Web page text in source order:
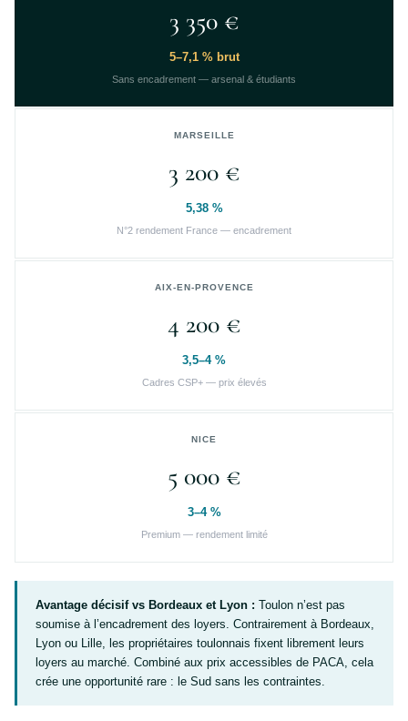
3 350 €
5–7,1 % brut
Sans encadrement — arsenal & étudiants
MARSEILLE
3 200 €
5,38 %
N°2 rendement France — encadrement
AIX-EN-PROVENCE
4 200 €
3,5–4 %
Cadres CSP+ — prix élevés
NICE
5 000 €
3–4 %
Premium — rendement limité
Avantage décisif vs Bordeaux et Lyon : Toulon n’est pas
soumise à l’encadrement des loyers. Contrairement à Bordeaux,
Lyon ou Lille, les propriétaires toulonnais fixent librement leurs
loyers au marché. Combiné aux prix accessibles de PACA, cela
crée une opportunité rare : le Sud sans les contraintes.